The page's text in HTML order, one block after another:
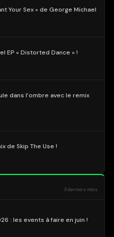
Your Sex » de George Michael
EP « Distorted Dance » !
dans l’ombre avec le remix
de Skip The Use !
3 derniers mois
: les events à faire en juin !